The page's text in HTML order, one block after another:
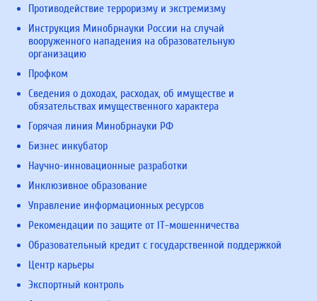
Противодействие терроризму и экстремизму
Инструкция Минобрнауки России на случай
вооруженного нападения на образовательную
организацию
Профком
Сведения о доходах, расходах, об имуществе и
обязательствах имущественного характера
Горячая линия Минобрнауки РФ
Бизнес инкубатор
Научно-инновационные разработки
Инклюзивное образование
Управление информационных ресурсов
Рекомендации по защите от IT-мошенничества
Образовательный кредит с государственной поддержкой
Центр карьеры
Экспортный контроль